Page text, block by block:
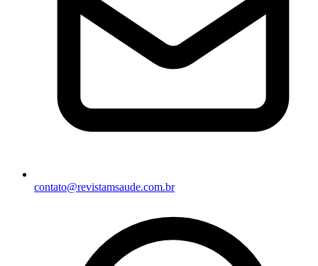
contato@revistamsaude.com.br